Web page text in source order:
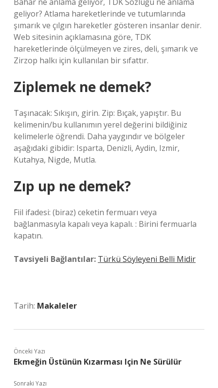
geliyor? Atlama hareketlerinde ve tutumlarında
şımarık ve çılgın hareketler gösteren insanlar denir.
Web sitesinin açıklamasına göre, TDK
hareketlerinde ölçülmeyen ve zires, deli, şımarık ve
Zirzop halkı için kullanılan bir sıfattır.
Ziplemek ne demek?
Taşınacak: Sıkışın, girin. Zip: Bıçak, yapıştır. Bu
kelimenin/bu kullanımın yerel değerini bildiğiniz
kelimelerle öğrendi. Daha yaygındır ve bölgeler
aşağıdaki gibidir: Isparta, Denizli, Aydin, Izmir,
Kutahya, Nigde, Mutla.
Zıp up ne demek?
Fiil ifadesi: (biraz) ceketin fermuarı veya
bağlanmasıyla kapalı veya kapalı. : Birini fermuarla
kapatın.
Tavsiyeli Bağlantılar: Türkü Söyleyeni Belli Midir
Tarih: Makaleler
Önceki Yazı
Ekmeğin Üstünün Kızarması Için Ne Sürülür
Sonraki Yazı